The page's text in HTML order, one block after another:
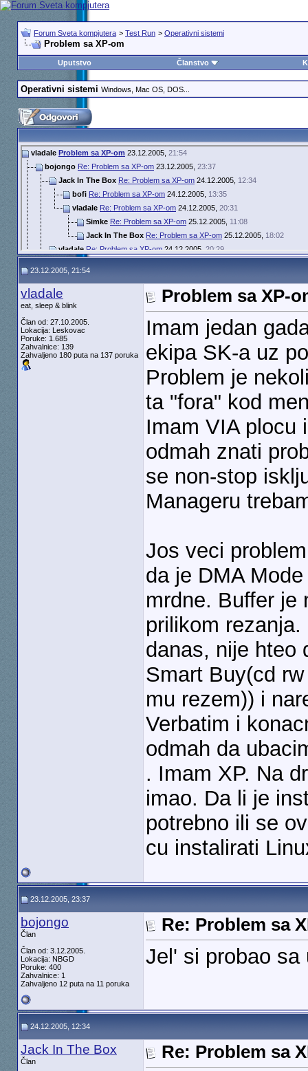
Forum Sveta kompjutera > Test Run > Operativni sistemi
Problem sa XP-om
Uputstvo Članstvo
Operativni sistemi Windows, Mac OS, DOS...
vladale Problem sa XP-om 23.12.2005, 21:54
bojongo Re: Problem sa XP-om23.12.2005, 23:37
Jack In The Box Re: Problem sa XP-om24.12.2005, 12:34
bofi Re: Problem sa XP-om24.12.2005, 13:35
vladale Re: Problem sa XP-om24.12.2005, 20:31
Simke Re: Problem sa XP-om25.12.2005, 11:08
Jack In The Box Re: Problem sa XP-om25.12.2005, 18:02
vladale Re: Problem sa XP-om24.12.2005, 20:29
sokratbg
semaglig
Re: Problem sa XP-om 21.1.2006,22:11
23.12.2005, 21:54
vladale
eat, sleep & blink
Član od: 27.10.2005.
Lokacija: Leskovac
Poruke: 1.685
Zahvalnice: 139
Zahvaljeno 180 puta na 137 poruka
Problem sa XP-
Imam jedan
ekipa SK-a uz
Problem je
ta "fora" kod
Imam VIA plocu
odmah znati
se non-stop
Manageru
Jos veci
da je DMA
mrdne. Buffer je
prilikom
danas, nije hteo
Smart Buy(cd
mu rezem)) i
Verbatim i
odmah da
. Imam XP. Na
imao. Da li je
potrebno ili se
cu instalirati
23.12.2005, 23:37
bojongo
Član
Član od: 3.12.2005.
Lokacija: NBGD
Poruke: 400
Zahvalnice: 1
Zahvaljeno 12 puta na 11 poruka
Re: Problem sa
Jel' si probao sa
24.12.2005, 12:34
Jack In The Box
Član
Re: Problem sa